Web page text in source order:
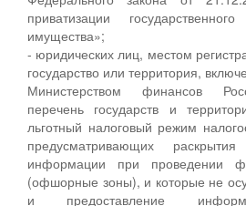
приватизации
имущества»;
- юридических лиц, местом
государство или территория,
Министерством финансов
перечень государств и
льготный налоговый режим
предусматривающих
информации при проведении
(офшорные зоны), и которые не
и предоставление